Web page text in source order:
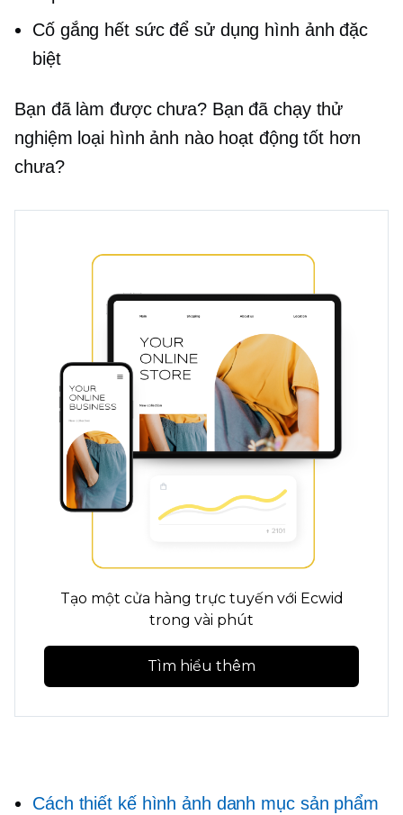
Cố gắng hết sức để sử dụng hình ảnh đặc
biệt
Bạn đã làm được chưa? Bạn đã chạy thử
nghiệm loại hình ảnh nào hoạt động tốt hơn
chưa?
Tạo một cửa hàng trực tuyến với Ecwid
trong vài phút
Tìm hiểu thêm
Cách thiết kế hình ảnh danh mục sản phẩm